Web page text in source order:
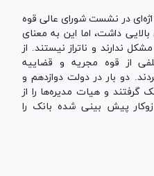
در نشست شورای عالی قوه
داشت، اما این به معنای
ندارند و ناتراز نیستند. از
از قوه مجریه و قضاییه
دو بار در دولت دوازدهم و
گرفتند و هیات مدیره‌ها را از
پیش بینی شده بانک را